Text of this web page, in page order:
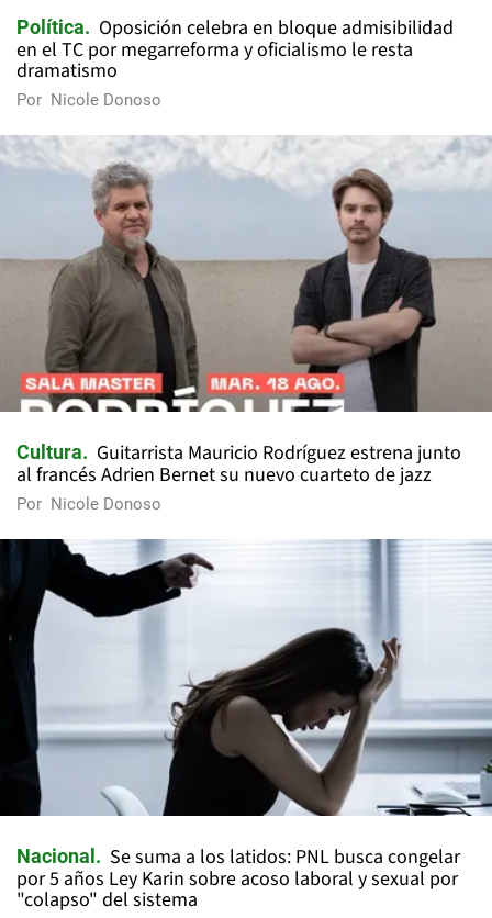
Política
Oposición celebra en bloque admisibilidad
en el TC por megarreforma y oficialismo le resta
dramatismo
Por Nicole Donoso
Cultura
Guitarrista Mauricio Rodríguez estrena junto
al francés Adrien Bernet su nuevo cuarteto de jazz
Por Nicole Donoso
Nacional
Se suma a los latidos: PNL busca congelar
por 5 años Ley Karin sobre acoso laboral y sexual por
"colapso" del sistema